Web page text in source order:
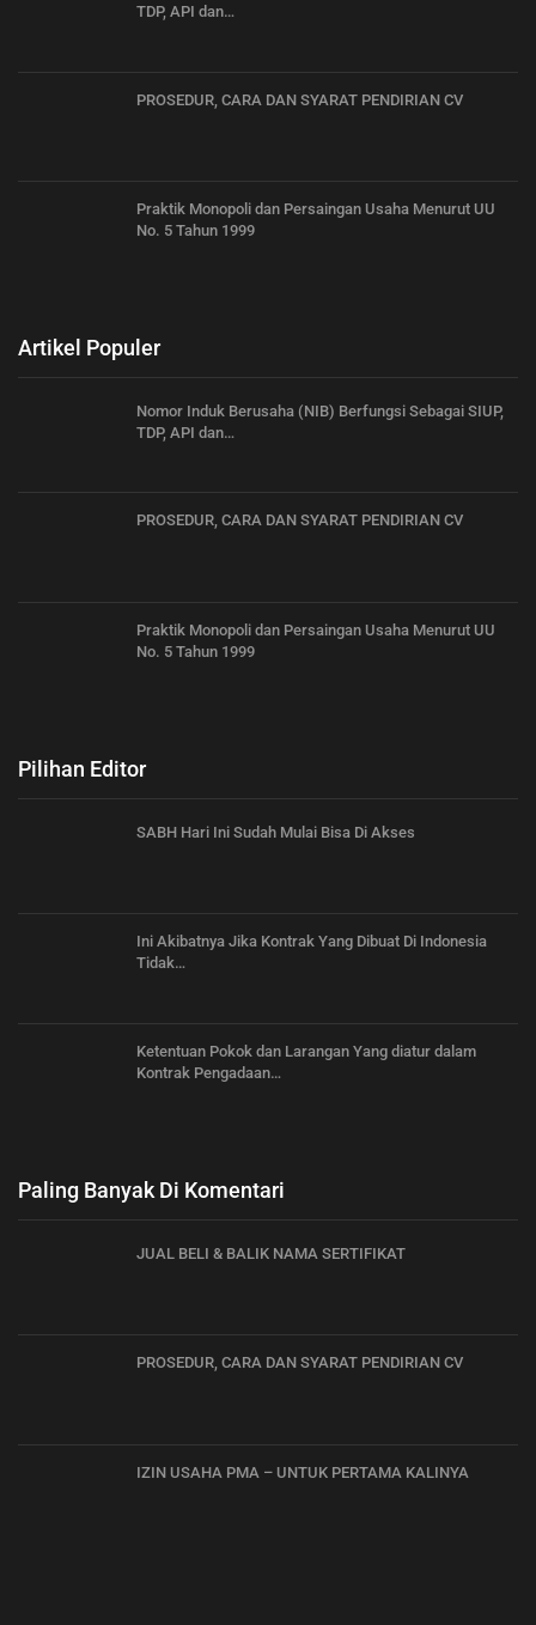
TDP, API dan…
PROSEDUR, CARA DAN SYARAT PENDIRIAN CV
Praktik Monopoli dan Persaingan Usaha Menurut UU
No. 5 Tahun 1999
Artikel Populer
Nomor Induk Berusaha (NIB) Berfungsi Sebagai SIUP,
TDP, API dan…
PROSEDUR, CARA DAN SYARAT PENDIRIAN CV
Praktik Monopoli dan Persaingan Usaha Menurut UU
No. 5 Tahun 1999
Pilihan Editor
SABH Hari Ini Sudah Mulai Bisa Di Akses
Ini Akibatnya Jika Kontrak Yang Dibuat Di Indonesia
Tidak…
Ketentuan Pokok dan Larangan Yang diatur dalam
Kontrak Pengadaan…
Paling Banyak Di Komentari
JUAL BELI & BALIK NAMA SERTIFIKAT
PROSEDUR, CARA DAN SYARAT PENDIRIAN CV
IZIN USAHA PMA – UNTUK PERTAMA KALINYA